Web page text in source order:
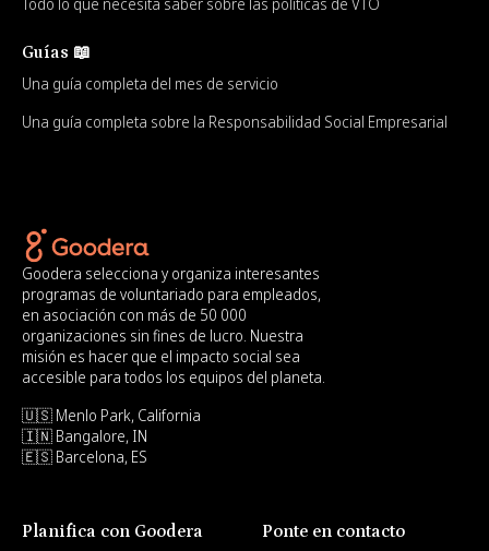
Guías 📖
Una guía completa del mes de servicio
Una guía completa sobre la Responsabilidad Social Empresarial
Goodera selecciona y organiza interesantes
programas de voluntariado para empleados,
en asociación con más de 50 000
organizaciones sin fines de lucro. Nuestra
misión es hacer que el impacto social sea
accesible para todos los equipos del planeta.
🇺🇸 Menlo Park, California
🇮🇳 Bangalore, IN
🇪🇸 Barcelona, ES
Planifica con Goodera Ponte en contacto